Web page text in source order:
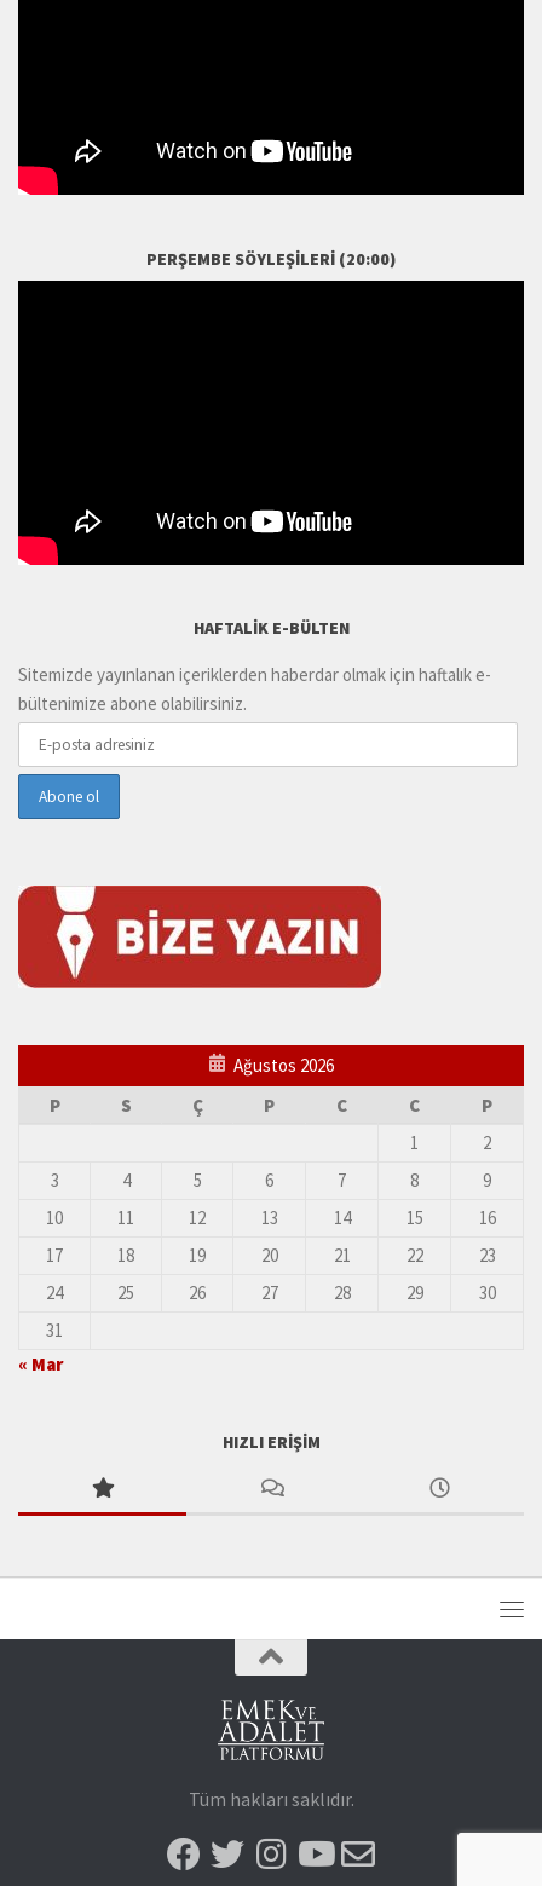
PERŞEMBE SÖYLEŞILERI (20:00)
HAFTALIK E-BÜLTEN
Sitemizde yayınlanan içeriklerden haberdar olmak için haftalık e-
bültenimize abone olabilirsiniz.
Ağustos 2026
P
S Ç P C C
P
1
2
3
4 5 6 7 8
9
10
11 12 13 14 15
16
17
18 19 20 21 22
23
24
25 26 27 28 29
30
31
« Mar
HIZLI ERIŞIM
Tüm hakları saklıdır.